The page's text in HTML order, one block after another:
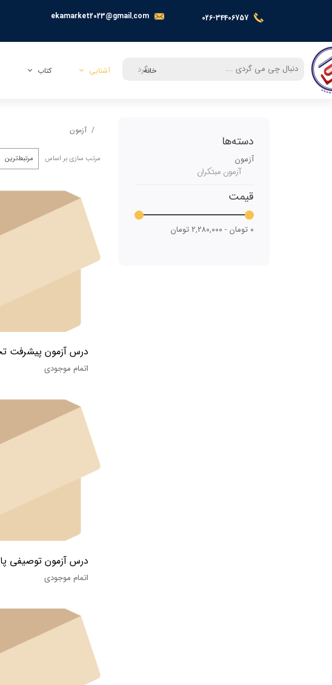
026-34406757
ekamarket2023@gmail.com
خانه آشنایی
تماس با ما
کتاب
کتاب عمومی
بگرد
آزمون
مرتب سازی بر اساس مرتبط‌ترین
درس آزمون پیشرفت
اتمام موجودی
درس آزمون توصیفی
اتمام موجودی
دسته‌ها
آزمون
آزمون مبتکران
قیمت
۰ تومان - ۲,۲۸۰,۰۰۰ تومان